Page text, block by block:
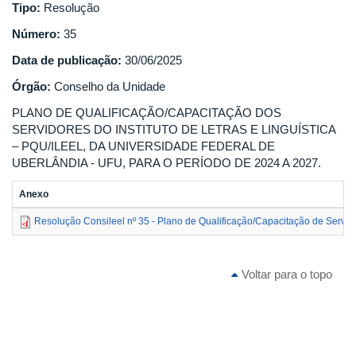
Tipo: Resolução
Número: 35
Data de publicação: 30/06/2025
Órgão: Conselho da Unidade
PLANO DE QUALIFICAÇÃO/CAPACITAÇÃO DOS
SERVIDORES DO INSTITUTO DE LETRAS E LINGUÍSTICA
– PQU/ILEEL, DA UNIVERSIDADE FEDERAL DE
UBERLÂNDIA - UFU, PARA O PERÍODO DE 2024 A 2027.
Anexo
Resolução Consileel nº 35 - Plano de Qualificação/Capacitação de
Voltar para o topo